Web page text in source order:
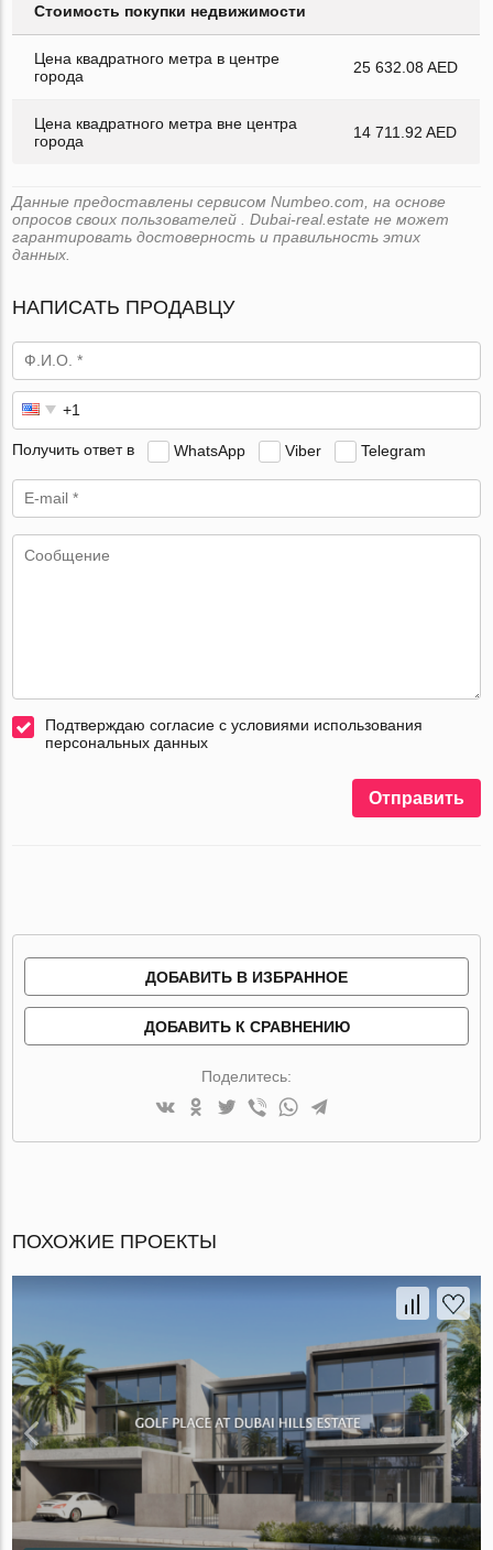
Стоимость покупки недвижимости
Цена квадратного метра в центре
города
25 632.08 AED
Цена квадратного метра вне центра
города
14 711.92 AED
Данные предоставлены сервисом Numbeo.com, на основе
опросов своих пользователей . Dubai-real.estate не может
гарантировать достоверность и правильность этих
данных.
НАПИСАТЬ ПРОДАВЦУ
Получить ответ в WhatsApp Viber Telegram
Подтверждаю согласие с условиями использования
персональных данных
Отправить
ДОБАВИТЬ В ИЗБРАННОЕ
ДОБАВИТЬ К СРАВНЕНИЮ
Поделитесь:
ПОХОЖИЕ ПРОЕКТЫ